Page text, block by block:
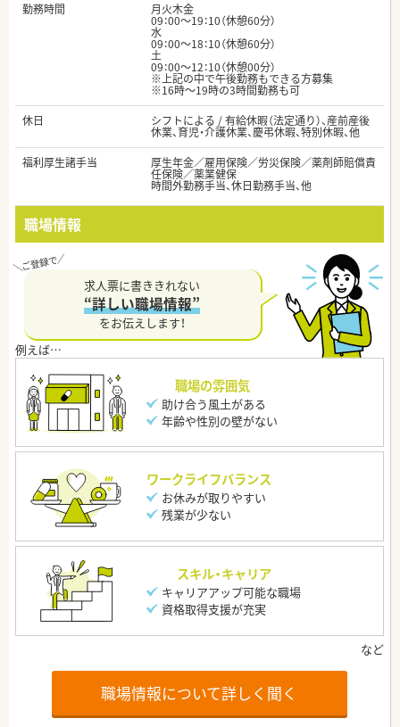
勤務時間
月火木金
09：00～19：10（休憩60分）
水
09：00～18：10（休憩60分）
土
09：00～12：10（休憩00分）
※上記の中で午後勤務もできる方募集
※16時～19時の3時間勤務も可
休日
シフトによる / 有給休暇（法定通り）、産前産後
休業、育児・介護休業、慶弔休暇、特別休暇、他
福利厚生諸手当
厚生年金／雇用保険／労災保険／薬剤師賠償責
任保険／薬業健保
時間外勤務手当、休日勤務手当、他
職場情報
求人票に書ききれない
“詳しい職場情報”
をお伝えします！
職場の雰囲気
助け合う風土がある
年齢や性別の壁がない
ワークライフバランス
お休みが取りやすい
残業が少ない
スキル・キャリア
キャリアアップ可能な職場
資格取得支援が充実
職場情報について詳しく聞く